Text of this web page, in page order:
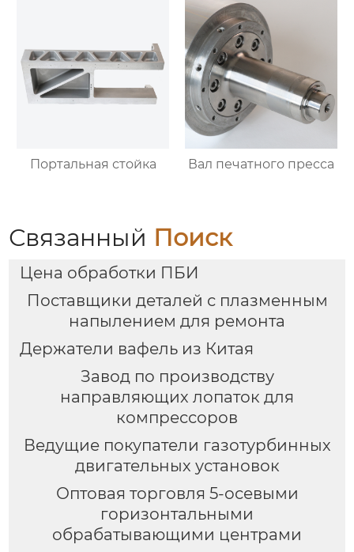
Портальная стойка Вал печатного пресса
Связанный Поиск
Цена обработки ПБИ
Поставщики деталей с плазменным
напылением для ремонта
Держатели вафель из Китая
Завод по производству
направляющих лопаток для
компрессоров
Ведущие покупатели газотурбинных
двигательных установок
Оптовая торговля 5-осевыми
горизонтальными
обрабатывающими центрами